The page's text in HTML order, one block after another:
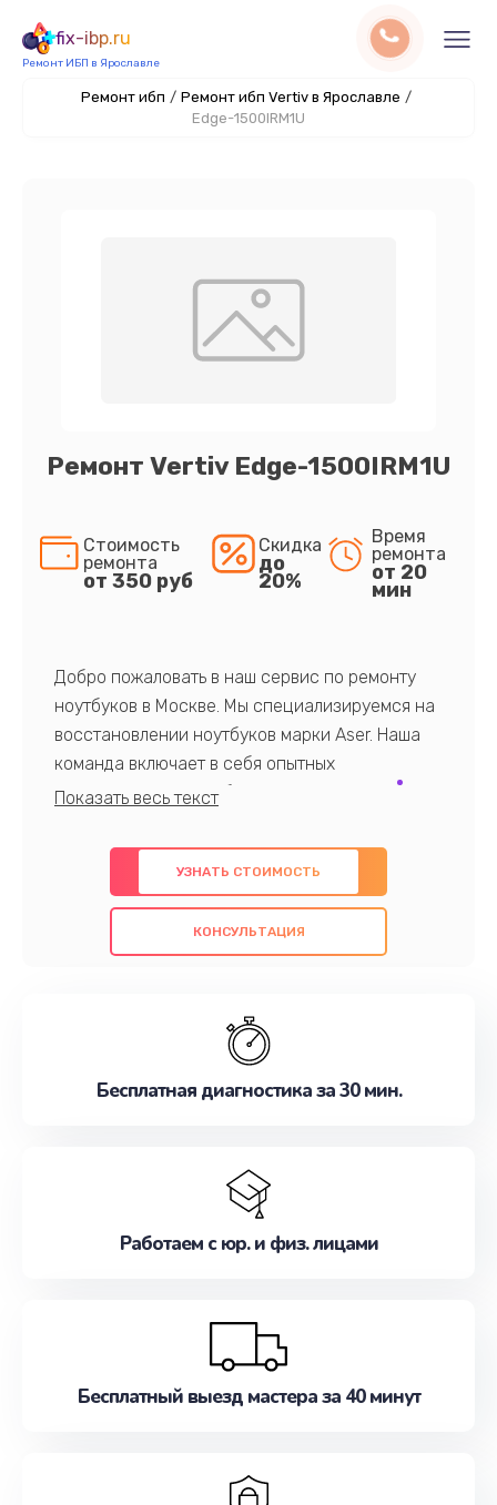
fix-ibp.ru
Ремонт ИБП в Ярославле
Ремонт ибп / Ремонт ибп Vertiv в Ярославле /
Edge-1500IRM1U
Ремонт Vertiv Edge-1500IRM1U
Стоимость
ремонта
от 350 руб
Скидка
до
20%
Время
ремонта
от 20
мин
Добро пожаловать в наш сервис по ремонту
ноутбуков в Москве. Мы специализируемся на
восстановлении ноутбуков марки Aser. Наша
команда включает в себя опытных
профессионалов с обширными знаниями и
предлагаем быстрый и качественный ремонт с
использованием оригинальных компонентов, а
также гарантируем качество всех
проведенных работ. Наша цель - предоставить
наилучшим образом. Не медлите записаться на
УЗНАТЬ СТОИМОСТЬ
КОНСУЛЬТАЦИЯ
Бесплатная диагностика за 30 мин.
Работаем с юр. и физ. лицами
Бесплатный выезд мастера за 40 минут